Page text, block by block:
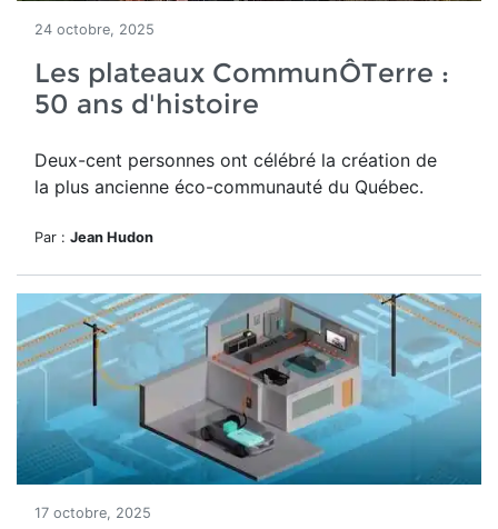
24 octobre, 2025
Les plateaux CommunÔTerre :
50 ans d'histoire
Deux-cent personnes ont célébré la création de
la plus ancienne éco-communauté du Québec.
Par : Jean Hudon
17 octobre, 2025